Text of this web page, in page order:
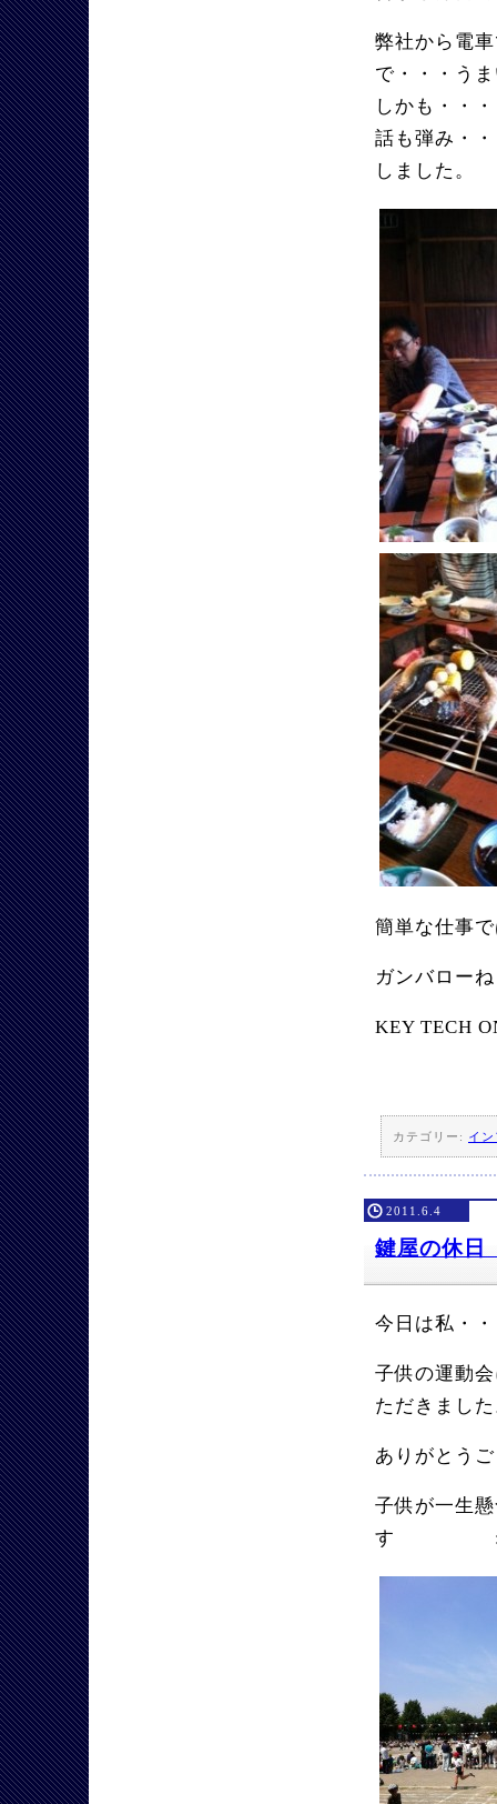
弊社から電
で・・・う
しかも・・
話も弾み・
しました。
簡単な仕事
ガンバロー
KEY TECH
カテゴリー: イ
2011.6.4
鍵屋の休
今日は私・
子供の運動
ただきまし
ありがとう
子供が一生
す